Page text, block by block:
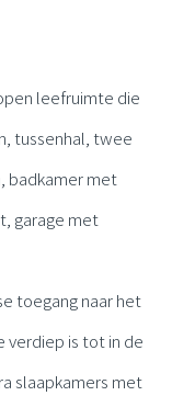
leefruimte die
tussenhal, twee
badkamer met
garage met
toegang naar het
verdiep is tot in de
slaapkamers met